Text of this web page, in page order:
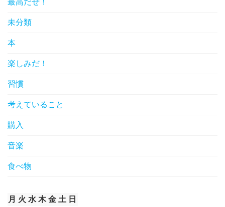
未分類
本
楽しみだ！
習慣
考えていること
購入
音楽
食べ物
月 火 水 木 金 土 日